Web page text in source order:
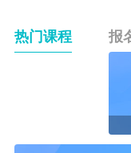
热门课程 报